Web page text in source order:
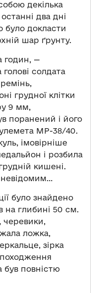
декілька
два дні
було докласти
шар ґрунту.
годин, —
солдата
грудної клітки
9 мм,
поранений і його
MP-38/40.
імовірніше
і розбила
кишені.
невідомим…
було знайдено
на глибині 50 см.
ложка,
зірка
походження
був повністю